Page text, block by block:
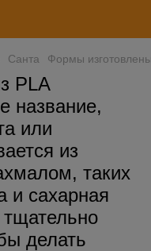
Санта Формы
PLA
название,
или
из
таких
и сахарная
делать